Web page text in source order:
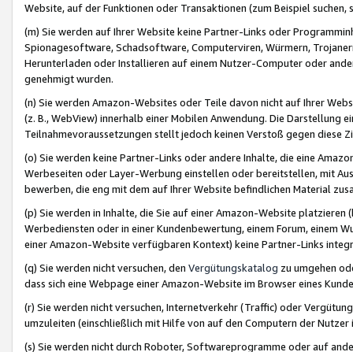
Website, auf der Funktionen oder Transaktionen (zum Beispiel
(m) Sie werden auf Ihrer Website keine Partner-Links oder
Spionagesoftware, Schadsoftware, Computerviren, Würmern,
Herunterladen oder Installieren auf einem Nutzer-Computer oder
genehmigt wurden.
(n) Sie werden Amazon-Websites oder Teile davon nicht auf Ihrer
(z. B., WebView) innerhalb einer Mobilen Anwendung. Die Darstellung
Teilnahmevoraussetzungen stellt jedoch keinen Verstoß gegen diese
(o) Sie werden keine Partner-Links oder andere Inhalte, die eine
Werbeseiten oder Layer-Werbung einstellen oder bereitstellen, mit
bewerben, die eng mit dem auf Ihrer Website befindlichen Material
(p) Sie werden in Inhalte, die Sie auf einer Amazon-Website
Werbediensten oder in einer Kundenbewertung, einem Forum, einem
einer Amazon-Website verfügbaren Kontext) keine Partner-Links
(q) Sie werden nicht versuchen, den Vergütungskatalog zu umgehen
dass sich eine Webpage einer Amazon-Website im Browser eines
(r) Sie werden nicht versuchen, Internetverkehr (Traffic) oder
umzuleiten (einschließlich mit Hilfe von auf den Computern der
(s) Sie werden nicht durch Roboter, Softwareprogramme oder auf